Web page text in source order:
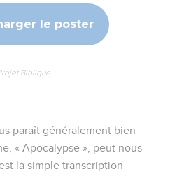
le poster
Biblique
paraît généralement bien
« Apocalypse », peut nous
la simple transcription